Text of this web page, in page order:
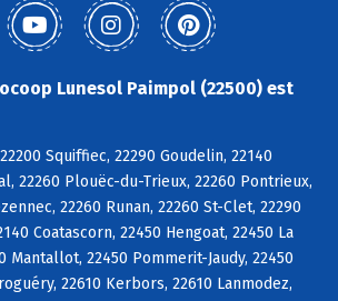
Lunesol Paimpol (22500) est
Squiffiec, 22290 Goudelin, 22140
22260 Plouëc-du-Trieux, 22260 Pontrieux,
22260 Runan, 22260 St-Clet, 22290
Coatascorn, 22450 Hengoat, 22450 La
Mantallot, 22450 Pommerit-Jaudy, 22450
22610 Kerbors, 22610 Lanmodez,